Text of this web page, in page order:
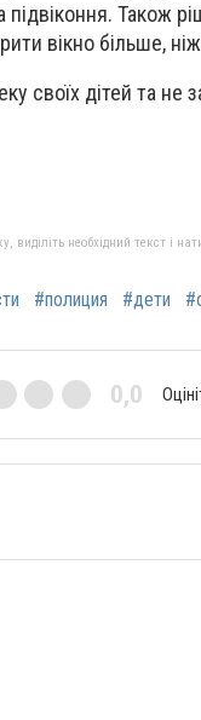
підвіконня. Також
вікно більше,
своїх дітей та не
необхідний текст і
#полиция #дети
0,0